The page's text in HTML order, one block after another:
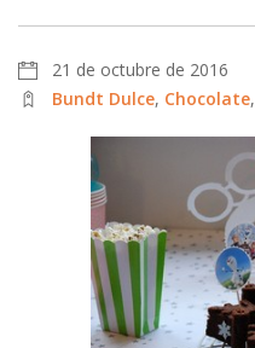
21 de octubre de 2016
Bundt Dulce, Chocolate,